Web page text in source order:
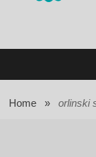
Home » orlinski